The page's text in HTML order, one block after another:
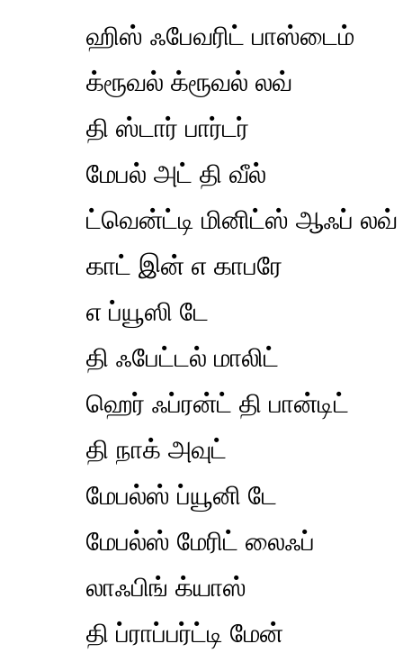
ஹிஸ் ஃபேவரிட் பாஸ்டைம்
க்ரூவல் க்ரூவல் லவ்
தி ஸ்டார் பார்டர்
மேபல் அட் தி வீல்
ட்வென்ட்டி மினிட்ஸ் ஆஃப் லவ்
காட் இன் எ காபரே
எ ப்யூஸி டே
தி ஃபேட்டல் மாலிட்
ஹெர் ஃப்ரன்ட் தி பான்டிட்
தி நாக் அவுட்
மேபல்ஸ் ப்யூனி டே
மேபல்ஸ் மேரிட் லைஃப்
லாஃபிங் க்யாஸ்
தி ப்ராப்பர்ட்டி மேன்